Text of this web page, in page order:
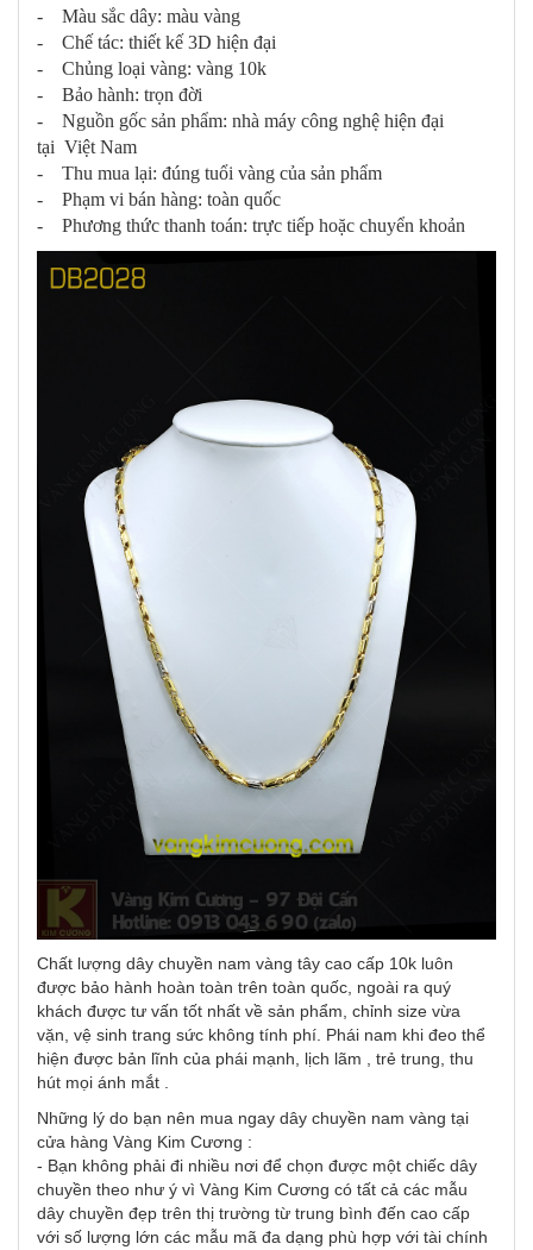
- Màu sắc dây: màu vàng
- Chế tác: thiết kế 3D hiện đại
- Chủng loại vàng: vàng 10k
- Bảo hành: trọn đời
- Nguồn gốc sản phẩm: nhà máy công nghệ hiện đại
tại Việt Nam
- Thu mua lại: đúng tuổi vàng của sản phẩm
- Phạm vi bán hàng: toàn quốc
- Phương thức thanh toán: trực tiếp hoặc chuyển khoản
Chất lượng dây chuyền nam vàng tây cao cấp 10k luôn
được bảo hành hoàn toàn trên toàn quốc, ngoài ra quý
khách được tư vấn tốt nhất về sản phẩm, chỉnh size vừa
vặn, vệ sinh trang sức không tính phí. Phái nam khi đeo thể
hiện được bản lĩnh của phái mạnh, lịch lãm , trẻ trung, thu
hút mọi ánh mắt .
Những lý do bạn nên mua ngay dây chuyền nam vàng tại
cửa hàng Vàng Kim Cương :
- Bạn không phải đi nhiều nơi để chọn được một chiếc dây
chuyền theo như ý vì Vàng Kim Cương có tất cả các mẫu
dây chuyền đẹp trên thị trường từ trung bình đến cao cấp
với số lượng lớn các mẫu mã đa dạng phù hợp với tài chính